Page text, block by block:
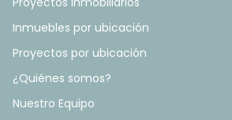
Inmuebles por ubicación
Proyectos por ubicación
¿Quiénes somos?
Nuestro Equipo